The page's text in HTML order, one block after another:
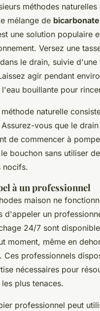
méthodes
mélange de
une solution populaire
Versez une
le drain, suivie d'une
agir pendant
bouillante pour
naturelle
vous que le
de commencer à
bouchon sans utiliser
nocifs.
à un professionnel
maison ne
d'appeler un
24/7 sont
moment, même en
Ces professionnels
nécessaires pour
plus tenaces.
professionnel peut